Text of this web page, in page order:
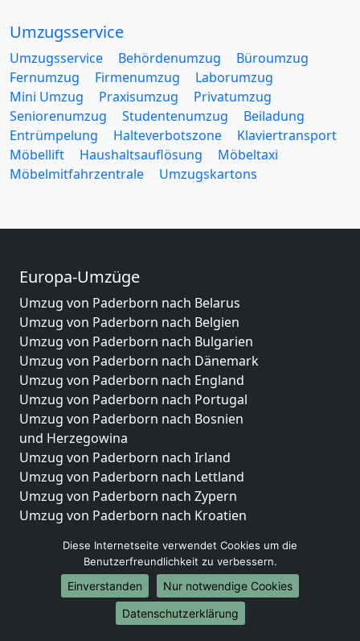
Umzugsservice
Umzugsservice Behördenumzug
Büroumzug
Fernumzug
Firmenumzug
Laborumzug
Mini Umzug
Praxisumzug
Privatumzug
Seniorenumzug
Studentenumzug
Beiladung
Entrümpelung
Halteverbotszone
Klaviertransport
Möbellift
Haushaltsauflösung
Möbeltaxi
Möbelmitfahrzentrale
Umzugskartons
Europa-Umzüge
Umzug von Paderborn nach Belarus
Umzug von Paderborn nach Belgien
Umzug von Paderborn nach Bulgarien
Umzug von Paderborn nach Dänemark
Umzug von Paderborn nach England
Umzug von Paderborn nach Portugal
Umzug von Paderborn nach Bosnien
und Herzegowina
Umzug von Paderborn nach Irland
Umzug von Paderborn nach Lettland
Umzug von Paderborn nach Zypern
Umzug von Paderborn nach Kroatien
Umzug von Paderborn nach Finnland
Umzug von Paderborn nach Frankreich
Umzug von Paderborn nach Griechenland
Umzug von Paderborn nach Italien
Umzug von Paderborn nach Liechtenstein
Diese Internetseite verwendet Cookies um die
Benutzerfreundlichkeit zu verbessern.
Einverstanden
Nur notwendige Cookies
Datenschutzerklärung